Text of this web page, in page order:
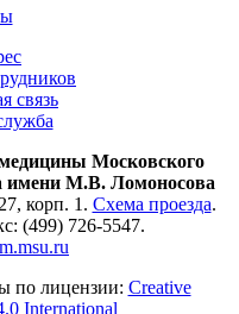
связь
Московского
имени М.В. Ломоносова
корп. 1. Схема проезда.
(499) 726-5547.
по лицензии: Creative
International